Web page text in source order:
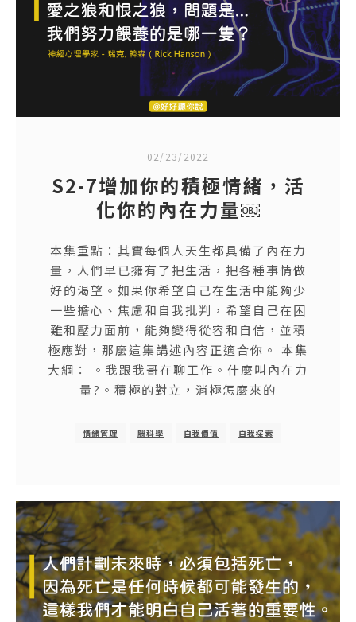
02/23/2022
S2-7增加你的積極情緒，活
化你的內在力量￼
本集重點：其實每個人天生都具備了內在力
量，人們早已擁有了把生活，把各種事情做
好的渴望。如果你希望自己在生活中能夠少
一些擔心、焦慮和自我批判，希望自己在困
難和壓力面前，能夠變得從容和自信，並積
極應對，那麼這集講述內容正適合你。 本集
大綱： 。我跟我哥在聊工作。什麼叫內在力
量?。積極的對立，消極怎麼來的
情緒管理 腦科學 自我價值 自我探索